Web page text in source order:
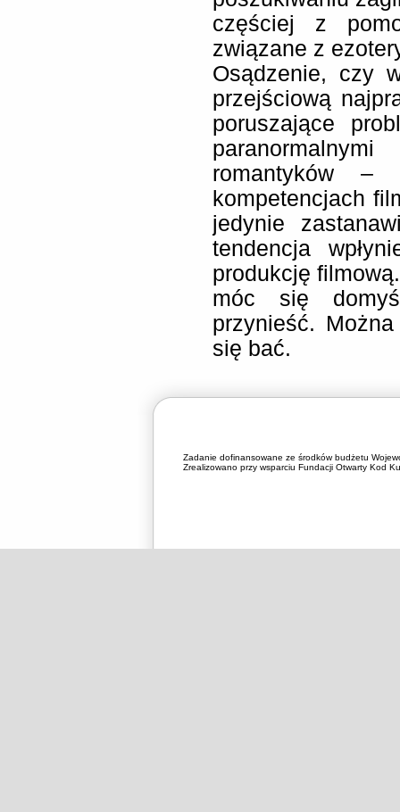
częściej z
związane z
Osądzenie, czy
przejściową
poruszające
romantyków –
kompetencjach
jedynie
tendencja
produkcję
móc się
przynieść.
się bać.
Zadanie dofinansowane ze środków budżetu
Zrealizowano przy wsparciu Fundacji Otwarty Kod